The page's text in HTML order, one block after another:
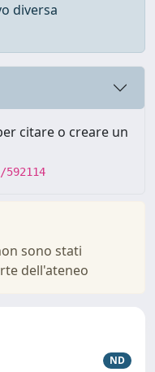
diversa
citare o creare un
sono stati
dell'ateneo
ND